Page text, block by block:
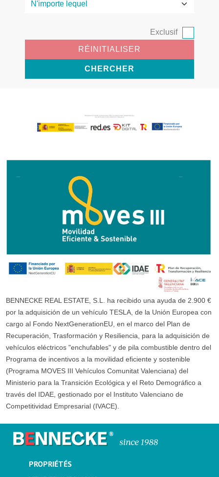
Exclusif
RÉINITIALISER
CHERCHER
BENNECKE REAL ESTATE, S.L. ha recibido una ayuda de 2.900 €
por la adquisición de un vehículo TESLA, de la Unión Europea con
cargo al Fondo NextGenerationEU, en el marco del Plan de
Recuperación, Trasformación y Resiliencia, para la adquisición de
vehículos eléctricos "enchufables" y de pila combustible dentro del
Programa de incentivos a la movilidad eficiente y sostenible
(Programa MOVES III Vehículos Comunitat Valenciana) del
Ministerio para la Transición Ecológica y el Reto Demográfico a
través del IDAE, gestionado por el Instituto Valenciano de
Competitividad Empresarial (IVACE).
PROPRIÉTÉS